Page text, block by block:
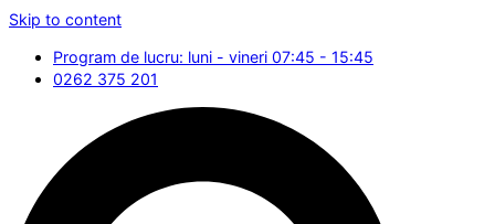
Skip to content
Program de lucru: luni - vineri 07:45 - 15:45
0262 375 201